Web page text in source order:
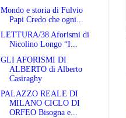
Mondo e storia di Fulvio
Papi Credo che ogni...
LETTURA/38 Aforismi di
Nicolino Longo “I...
GLI AFORISMI DI
ALBERTO di Alberto
Casiraghy
PALAZZO REALE DI
MILANO CICLO DI
ORFEO Bisogna e...